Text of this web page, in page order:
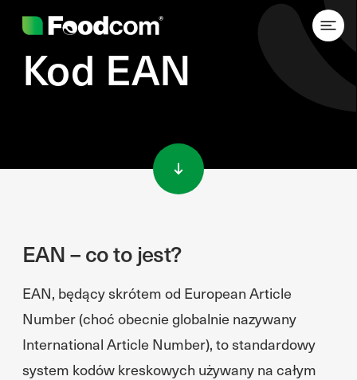
Kod EAN
EAN – co to jest?
EAN, będący skrótem od European Article
Number (choć obecnie globalnie nazywany
International Article Number), to standardowy
system kodów kreskowych używany na całym